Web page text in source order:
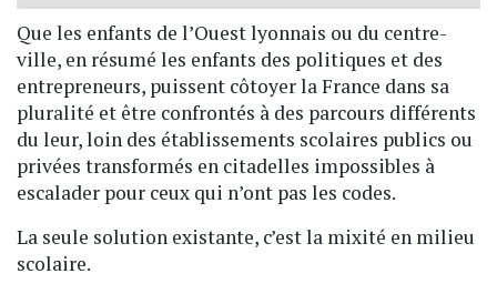
Que les enfants de l’Ouest lyonnais ou du centre-
ville, en résumé les enfants des politiques et des
entrepreneurs, puissent côtoyer la France dans sa
pluralité et être confrontés à des parcours différents
du leur, loin des établissements scolaires publics ou
privées transformés en citadelles impossibles à
escalader pour ceux qui n’ont pas les codes.
La seule solution existante, c’est la mixité en milieu
scolaire.